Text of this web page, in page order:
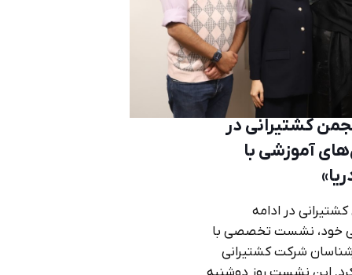
کشتیرانی در
آموزشی با
در ادامه
خود، نشست تخصصی با
شرکت کشتیرانی